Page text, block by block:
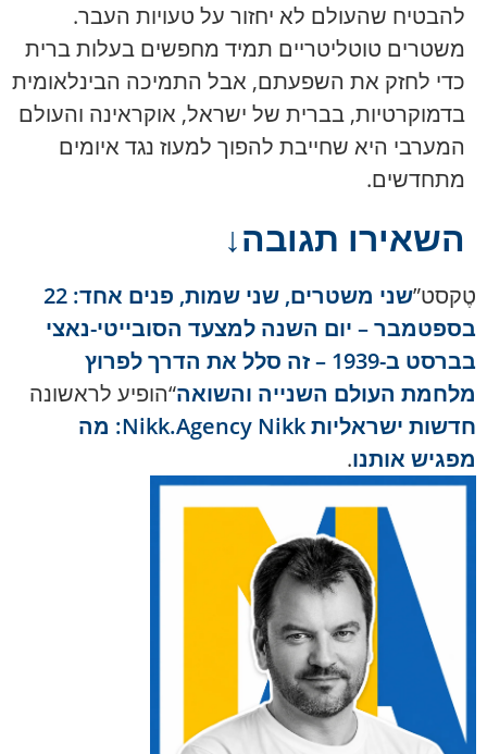
להבטיח שהעולם לא יחזור על טעויות העבר.
משטרים טוטליטריים תמיד מחפשים בעלות ברית
כדי לחזק את השפעתם, אבל התמיכה הבינלאומית
בדמוקרטיות, בברית של ישראל, אוקראינה והעולם
המערבי היא שחייבת להפוך למעוז נגד איומים
מתחדשים.
השאירו תגובה↓
טֶקסט”
שני משטרים, שני שמות, פנים אחד: 22
בספטמבר – יום השנה למצעד הסובייטי-נאצי
בברסט ב-1939 – זה סלל את הדרך לפרוץ
מלחמת העולם השנייה והשואה“הופיע לראשונה
חדשות ישראליות Nikk.Agency Nikk: מה
מפגיש אותנו.